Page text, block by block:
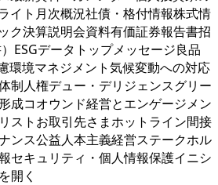
イト月次概況社債・格付情報株式情
ク決算説明会資料有価証券報告書招
ESGデータトップメッセージ良品
環境マネジメント気候変動への対応
制人権デュー・デリジェンスグリー
成コオウンド経営とエンゲージメン
ストお取引先さまホットライン間接
ンス公益人本主義経営ステークホル
セキュリティ・個人情報保護イニシ
開く